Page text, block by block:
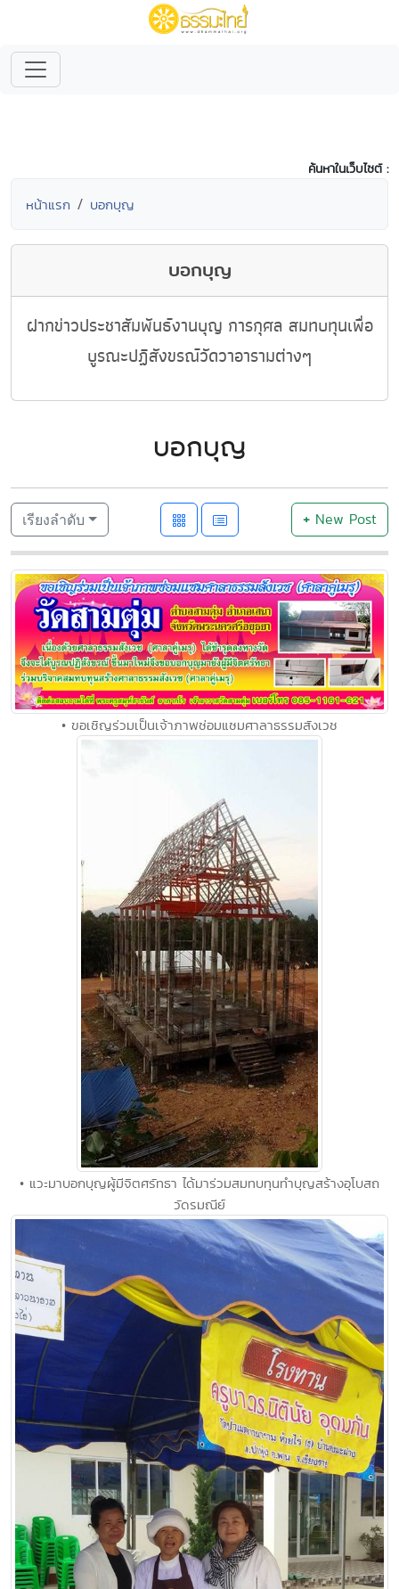
ค้นหาในเว็บไซต์ :
หน้าแรก บอกบุญ
บอกบุญ
ฝากข่าวประชาสัมพันธ์งานบุญ การกุศล สมทบทุนเพื่อ
บูรณะปฏิสังขรณ์วัดวาอารามต่างๆ
บอกบุญ
เรียงลำดับ +New Post
• ขอเชิญร่วมเป็นเจ้าภาพซ่อมแซมศาลาธรรมสังเวช
• แวะมาบอกบุญผู้มีจิตศรัทธา ได้มาร่วมสมทบทุนทำบุญสร้างอุโบสถ
วัดรมณีย์